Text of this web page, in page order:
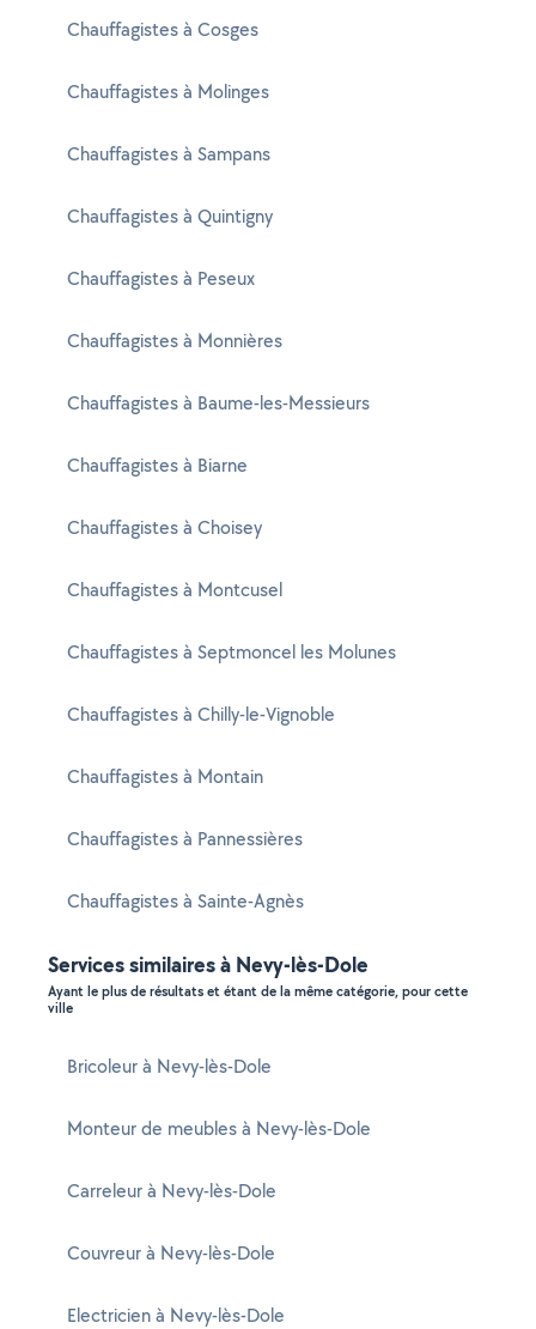
Chauffagistes à Cosges
Chauffagistes à Molinges
Chauffagistes à Sampans
Chauffagistes à Quintigny
Chauffagistes à Peseux
Chauffagistes à Monnières
Chauffagistes à Baume-les-Messieurs
Chauffagistes à Biarne
Chauffagistes à Choisey
Chauffagistes à Montcusel
Chauffagistes à Septmoncel les Molunes
Chauffagistes à Chilly-le-Vignoble
Chauffagistes à Montain
Chauffagistes à Pannessières
Chauffagistes à Sainte-Agnès
Services similaires à Nevy-lès-Dole
Ayant le plus de résultats et étant de la même catégorie, pour cette
ville
Bricoleur à Nevy-lès-Dole
Monteur de meubles à Nevy-lès-Dole
Carreleur à Nevy-lès-Dole
Couvreur à Nevy-lès-Dole
Electricien à Nevy-lès-Dole